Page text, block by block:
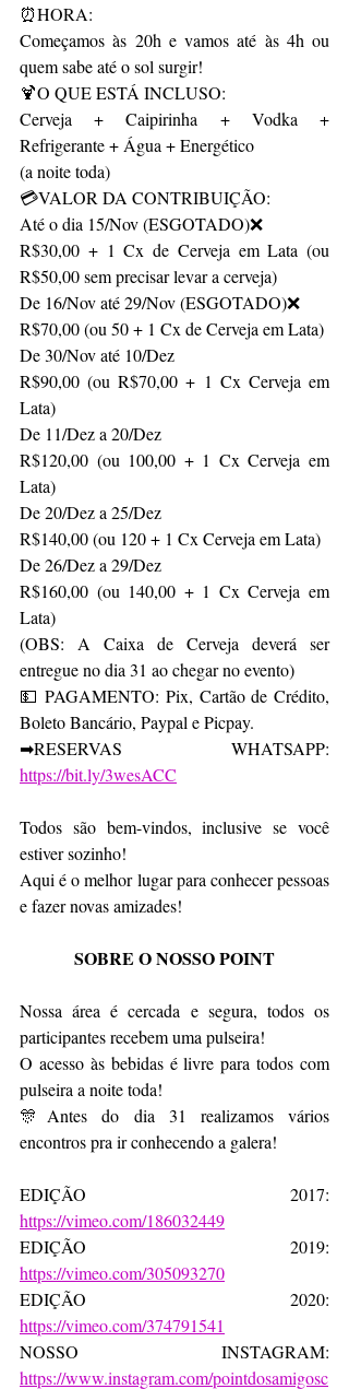
⏰HORA:
Começamos às 20h e vamos até às 4h ou
quem sabe até o sol surgir!
🍹O QUE ESTÁ INCLUSO:
Cerveja + Caipirinha + Vodka +
Refrigerante + Água + Energético
(a noite toda)
💳VALOR DA CONTRIBUIÇÃO:
Até o dia 15/Nov (ESGOTADO)❌
R$30,00 + 1 Cx de Cerveja em Lata (ou
R$50,00 sem precisar levar a cerveja)
De 16/Nov até 29/Nov (ESGOTADO)❌
R$70,00 (ou 50 + 1 Cx de Cerveja em Lata)
De 30/Nov até 10/Dez
R$90,00 (ou R$70,00 + 1 Cx Cerveja em
Lata)
De 11/Dez a 20/Dez
R$120,00 (ou 100,00 + 1 Cx Cerveja em
Lata)
De 20/Dez a 25/Dez
R$140,00 (ou 120 + 1 Cx Cerveja em Lata)
De 26/Dez a 29/Dez
R$160,00 (ou 140,00 + 1 Cx Cerveja em
Lata)
(OBS: A Caixa de Cerveja deverá ser
entregue no dia 31 ao chegar no evento)
💵 PAGAMENTO: Pix, Cartão de Crédito,
Boleto Bancário, Paypal e Picpay.
https://bit.ly/3wesACC
Todos são bem-vindos, inclusive se você
estiver sozinho!
Aqui é o melhor lugar para conhecer pessoas
e fazer novas amizades!
SOBRE O NOSSO POINT
Nossa área é cercada e segura, todos os
participantes recebem uma pulseira!
O acesso às bebidas é livre para todos com
pulseira a noite toda!
🎊Antes do dia 31 realizamos vários
encontros pra ir conhecendo a galera!
https://vimeo.com/186032449
https://vimeo.com/305093270
https://vimeo.com/374791541
https://www.instagram.com/pointdosamigosc